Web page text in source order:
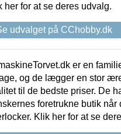
her for at se deres udvalg.
udvalget på CChobby.dk
er en
og de lægger en stor
til de bedste priser. De
foretrukne butik
Klik her for at se